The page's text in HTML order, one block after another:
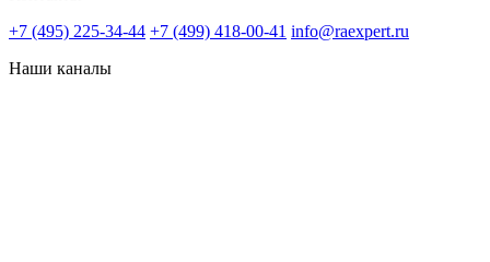
+7 (495) 225-34-44 +7 (499) 418-00-41 info@raexpert.ru
Наши каналы